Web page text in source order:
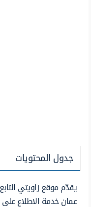
جدول المحتويات
يقدّم موقع زاويتي
عمان خدمة الاطلاع على